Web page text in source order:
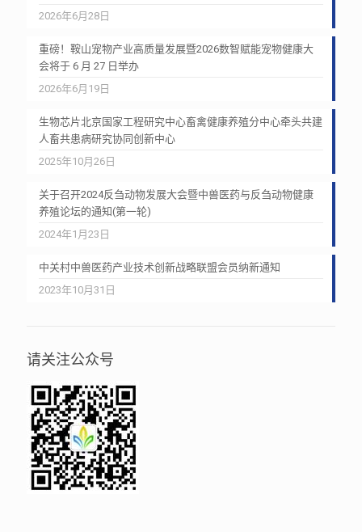
2026年6月28日
重磅！鞍山宠物产业高质量发展暨2026数智赋能宠物健康大
会将于 6 月 27 日举办
2026年6月19日
生物芯片北京国家工程研究中心畜禽健康养殖分中心牵头共建
人畜共患病研究协同创新中心
2025年10月26日
关于召开2024反刍动物发展大会暨中兽医药与反刍动物健康
养殖论坛的通知(第一轮)
2024年1月23日
中关村中兽医药产业技术创新战略联盟会员纳新通知
2023年10月31日
请关注公众号